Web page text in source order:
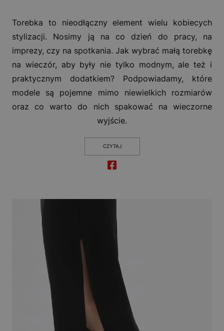
Torebka to nieodłączny element wielu kobiecych
stylizacji. Nosimy ją na co dzień do pracy, na
imprezy, czy na spotkania. Jak wybrać małą torebkę
na wieczór, aby były nie tylko modnym, ale też i
praktycznym dodatkiem? Podpowiadamy, które
modele są pojemne mimo niewielkich rozmiarów
oraz co warto do nich spakować na wieczorne
wyjście.
CZYTAJ